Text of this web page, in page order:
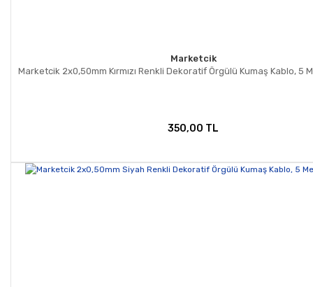
Marketcik
Marketcik 2x0,50mm Kırmızı Renkli Dekoratif Örgülü Kumaş Kablo, 5
350,00 TL